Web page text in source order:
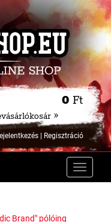
0 Ft
»
| Regisztráció
Toggle
Brand" pólóing